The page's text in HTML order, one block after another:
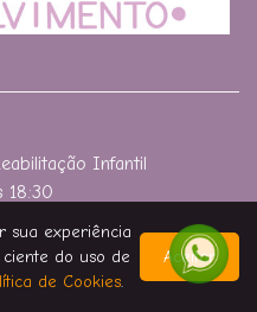
Infantil
18:30
sua experiência
do uso de
de Cookies.
Aceitar